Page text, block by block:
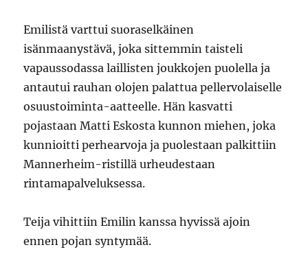
Emilistä varttui suoraselkäinen
isänmaanystävä, joka sittemmin taisteli
vapaussodassa laillisten joukkojen puolella ja
antautui rauhan olojen palattua pellervolaiselle
osuustoiminta-aatteelle. Hän kasvatti
pojastaan Matti Eskosta kunnon miehen, joka
kunnioitti perhearvoja ja puolestaan palkittiin
Mannerheim-ristillä urheudestaan
rintamapalveluksessa.
Teija vihittiin Emilin kanssa hyvissä ajoin
ennen pojan syntymää.